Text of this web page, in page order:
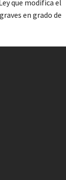
que modifica el
en grado de